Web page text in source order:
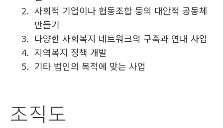
사회적 기업이나 협동조합 등의 대안적 공동체
만들기
다양한 사회복지 네트워크의 구축과 연대 사업
지역복지 정책 개발
기타 법인의 목적에 맞는 사업
조직도